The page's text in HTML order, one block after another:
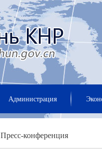
Администрация
Пресс-конференция